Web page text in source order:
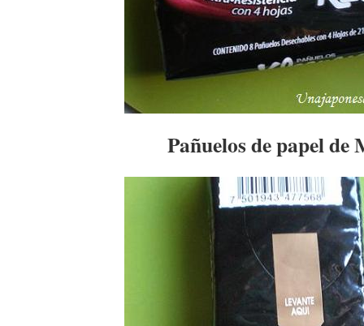
Pañuelos de papel de